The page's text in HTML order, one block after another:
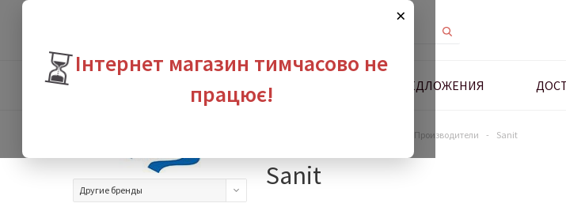
×
⏳Інтернет магазин тимчасово не
працює!
ВЫГОДНЫЕ ПРЕДЛОЖЕНИЯ
Другие бренды
Производители - Sanit
Sanit